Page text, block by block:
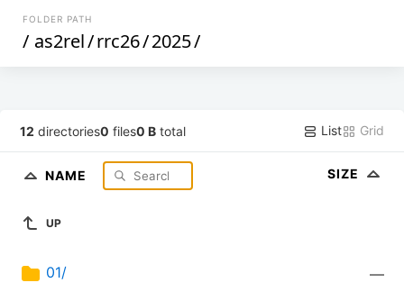
FOLDER PATH
/ as2rel/rrc26/2025/
12 directories0 files0 B total List Grid
NAME SIZE
UP
01/ —